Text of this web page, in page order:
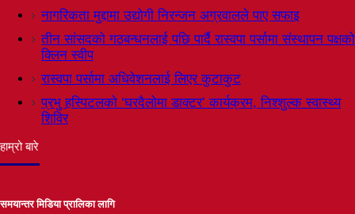
नागरिकता मुद्दामा उद्योगी निरन्जन अग्रवालले पाए सफाइ
तीन सांसदको गठबन्धनलाई पछि पार्दै रास्वपा पर्सामा संस्थापन पक्षको
क्लिन स्वीप
रास्वपा पर्सामा अधिवेशनलाई लिएर कुटाकुट
प्रभु हस्पिटलको ‘घरदैलोमा डाक्टर’ कार्यक्रम, निश्शुल्क स्वास्थ्य
शिविर
हाम्रो बारे
समयान्तर मिडिया प्रालिका लागि